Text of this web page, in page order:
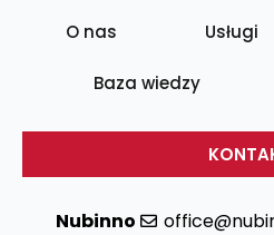
O nas Usługi
Baza wiedzy
Nubinno